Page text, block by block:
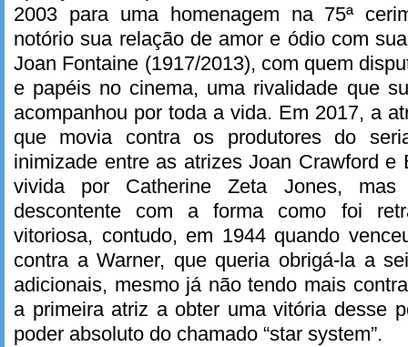
2003 para uma homenagem na 75ª
notório sua relação de amor e ódio com
Joan Fontaine (1917/2013), com quem
e papéis no cinema, uma rivalidade que
acompanhou por toda a vida. Em 2017, a
que movia contra os produtores do
inimizade entre as atrizes Joan Crawford e
vivida por Catherine Zeta Jones, mas
descontente com a forma como foi
vitoriosa, contudo, em 1944 quando
contra a Warner, que queria obrigá-la a
adicionais, mesmo já não tendo mais
a primeira atriz a obter uma vitória desse
poder absoluto do chamado “star system”.